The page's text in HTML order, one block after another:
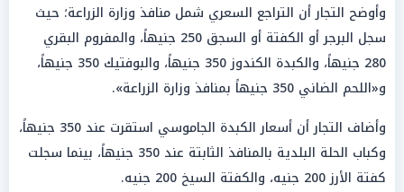
وأوضح التجار أن التراجع السعري شمل منافذ وزارة الزراعة؛ حيث
سجل البرجر أو الكفتة أو السجق 250 جنيهاً، والمفروم البقري
280 جنيهاً، والكبدة الكندوز 350 جنيهاً، والبوفتيك 350 جنيهاً،
و«اللحم الضاني 350 جنيهاً بمنافذ وزارة الزراعة».
وأضاف التجار أن أسعار الكبدة الجاموسي استقرت عند 350 جنيهاً،
وكباب الحلة البلدية بالمنافذ الثابتة عند 350 جنيهاً، بينما سجلت
كفتة الأرز 200 جنيه، والكفتة السيخ 200 جنيه.